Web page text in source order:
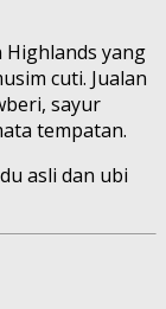
Highlands yang
cuti. Jualan
sayur
tempatan.
asli dan ubi